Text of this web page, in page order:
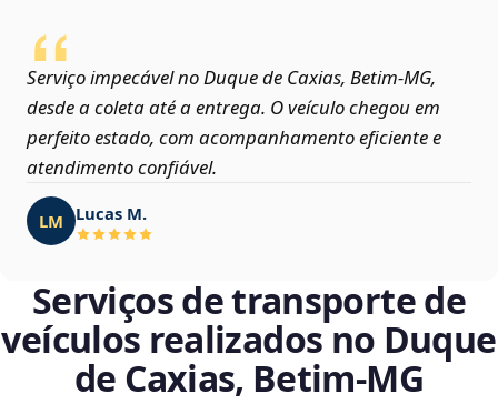
Serviço impecável no Duque de Caxias, Betim‑MG,
desde a coleta até a entrega. O veículo chegou em
perfeito estado, com acompanhamento eficiente e
atendimento confiável.
LM Lucas M.
Serviços de transporte de
veículos realizados no Duque
de Caxias, Betim‑MG